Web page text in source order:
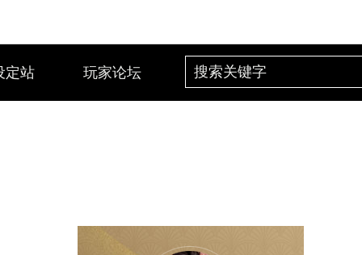
定站 玩家论坛